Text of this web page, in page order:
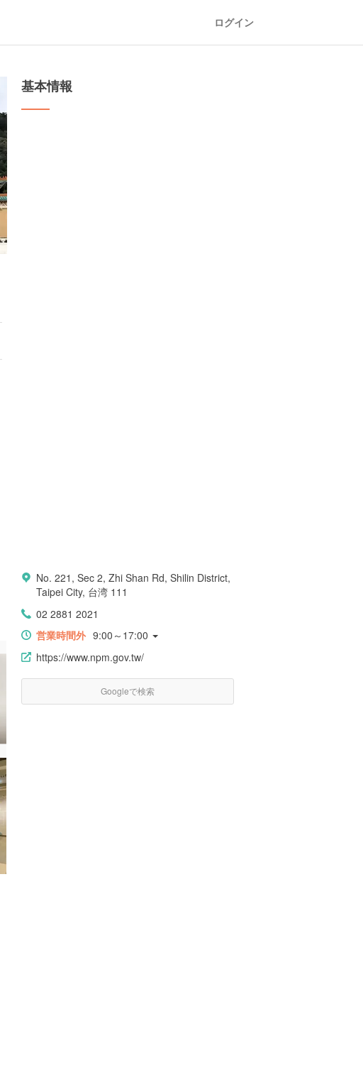
ログイン
基本情報
No. 221, Sec 2, Zhi Shan Rd, Shilin District,
Taipei City, 台湾 111
02 2881 2021
営業時間外 9:00～17:00
https://www.npm.gov.tw/
Googleで検索